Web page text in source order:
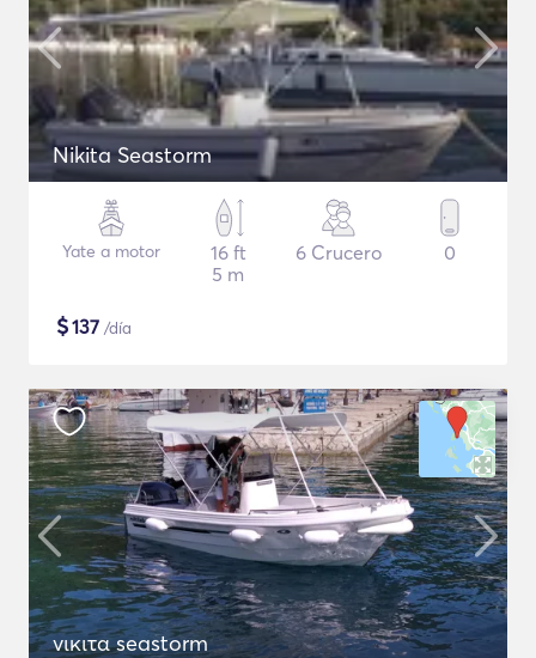
Nikita Seastorm
Yate a motor
16 ft
5 m
6 Crucero 0
$137 /día
νικιτα seastorm